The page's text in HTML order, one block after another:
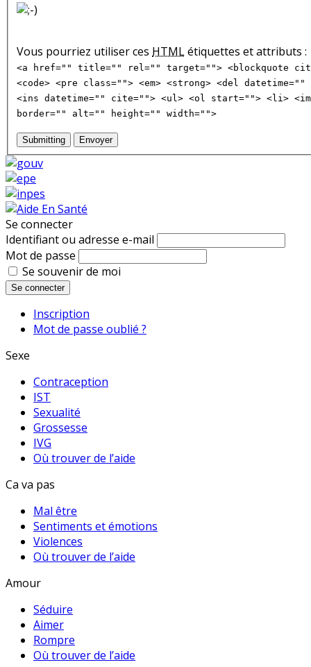
Vous pourriez utiliser ces HTMLétiquettes et attributs :
<a href="" title="" rel="" target=""> <blockquote
<code> <pre class=""> <em> <strong> <del
<ins datetime="" cite=""> <ul> <ol start=""> <li>
border="" alt="" height="" width="">
Submitting Envoyer
Se connecter
Identifiant ou adresse e-mail
Mot de passe
Se souvenir de moi
Se connecter
Inscription
Mot de passe oublié ?
Sexe
Contraception
IST
Sexualité
Grossesse
IVG
Où trouver de l’aide
Ca va pas
Mal être
Sentiments et émotions
Violences
Où trouver de l’aide
Amour
Séduire
Aimer
Rompre
Où trouver de l’aide